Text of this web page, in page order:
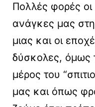
Πολλές φορές οι
ανάγκες μας
μιας και οι
δύσκολες, όμως
μέρος του
μας και όπως